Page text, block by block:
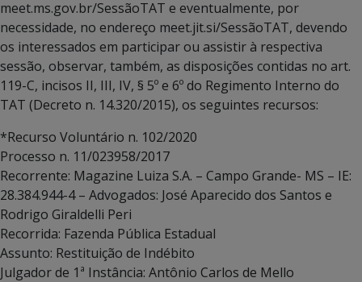
meet.ms.gov.br/SessãoTAT e eventualmente, por
necessidade, no endereço meet.jit.si/SessãoTAT, devendo
os interessados em participar ou assistir à respectiva
sessão, observar, também, as disposições contidas no art.
119-C, incisos II, III, IV, § 5º e 6º do Regimento Interno do
TAT (Decreto n. 14.320/2015), os seguintes recursos:
*Recurso Voluntário n. 102/2020
Processo n. 11/023958/2017
Recorrente: Magazine Luiza S.A. – Campo Grande- MS – IE:
28.384.944-4 – Advogados: José Aparecido dos Santos e
Rodrigo Giraldelli Peri
Recorrida: Fazenda Pública Estadual
Assunto: Restituição de Indébito
Julgador de 1ª Instância: Antônio Carlos de Mello